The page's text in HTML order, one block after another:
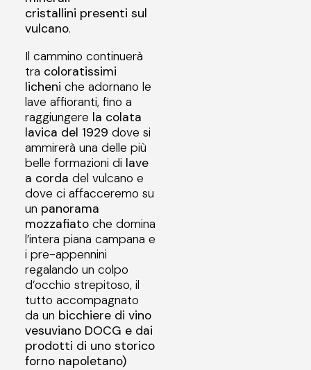
cristallini presenti sul
vulcano.
Il cammino continuerà
tra coloratissimi
licheni che adornano le
lave affioranti, fino a
raggiungere la colata
lavica del 1929 dove si
ammirerà una delle più
belle formazioni di lave
a corda del vulcano e
dove ci affacceremo su
un panorama
mozzafiato che domina
l’intera piana campana e
i pre-appennini
regalando un colpo
d’occhio strepitoso, il
tutto accompagnato
da un bicchiere di vino
vesuviano DOCG e dai
prodotti di uno storico
forno napoletano)